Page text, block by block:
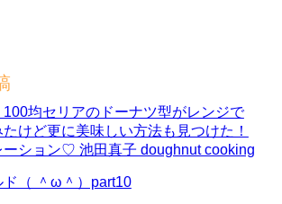
100均セリアのドーナツ型がレンジで
けど更に美味しい方法も見つけた！
ーション♡ 池田真子 doughnut cooking
ド（ ＾ω＾）part10